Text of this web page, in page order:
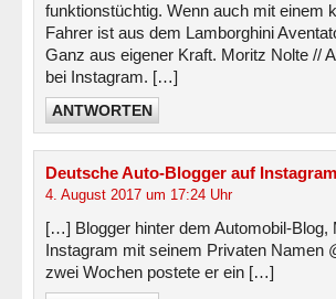
funktionstüchtig. Wenn auch mit einem
Fahrer ist aus dem Lamborghini
Ganz aus eigener Kraft. Moritz Nolte //
bei Instagram. […]
ANTWORTEN
Deutsche Auto-Blogger auf
4. August 2017 um 17:24 Uhr
[…] Blogger hinter dem Automobil-Blog,
Instagram mit seinem Privaten Namen
zwei Wochen postete er ein […]